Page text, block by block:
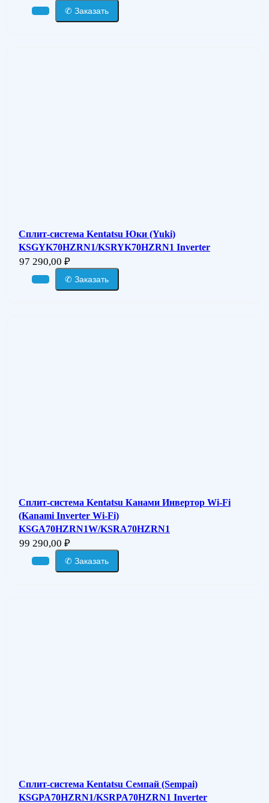
✆ Заказать
Сплит-система Kentatsu Юки (Yuki)
KSGYK70HZRN1/KSRYK70HZRN1 Inverter
97 290,00 ₽
✆ Заказать
Сплит-система Kentatsu Канами Инвертор Wi-Fi
(Kanami Inverter Wi-Fi)
KSGA70HZRN1W/KSRA70HZRN1
99 290,00 ₽
✆ Заказать
Сплит-система Kentatsu Семпай (Sempai)
KSGPA70HZRN1/KSRPA70HZRN1 Inverter